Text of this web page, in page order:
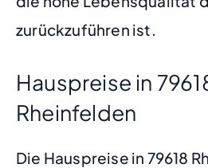
zurückzuführen ist.
Hauspreise in
Rheinfelden
Die Hauspreise in 79618